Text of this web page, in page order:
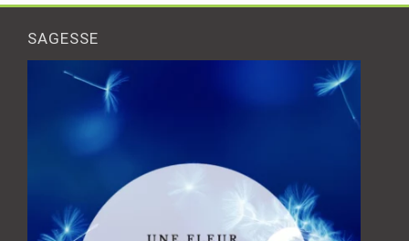
SAGESSE